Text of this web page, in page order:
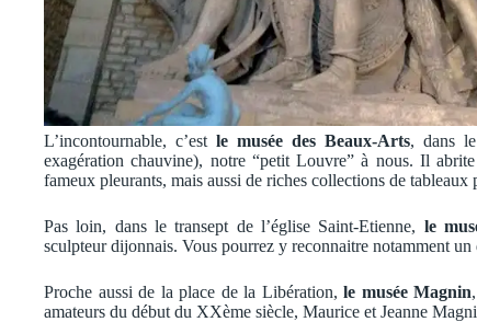
L’incontournable, c’est le musée des Beaux-Arts, dans
exagération chauvine), notre “petit Louvre” à nous. Il
fameux pleurants, mais aussi de riches collections de tableaux
Pas loin, dans le transept de l’église Saint-Etienne, le
sculpteur dijonnais. Vous pourrez y reconnaitre notamment
Proche aussi de la place de la Libération, le musée Magnin
amateurs du début du XXème siècle, Maurice et Jeanne